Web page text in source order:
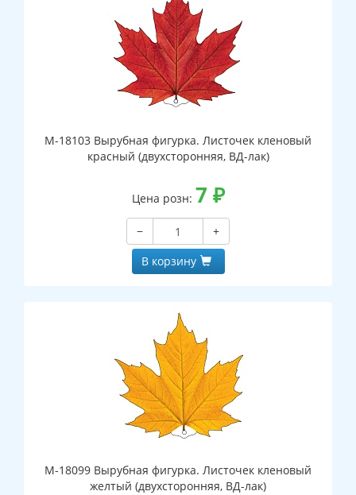
М-18103 Вырубная фигурка. Листочек кленовый
красный (двухсторонняя, ВД-лак)
Цена розн: 7 ₽
−
+
В корзину
М-18099 Вырубная фигурка. Листочек кленовый
желтый (двухсторонняя, ВД-лак)